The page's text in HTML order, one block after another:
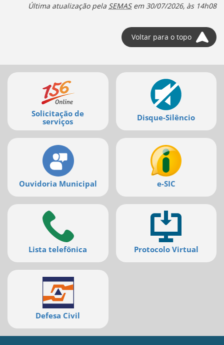
Última atualização pela SEMASem 30/07/2026, às 14h08
Voltar para o topo
Mais
serviços
Solicitação de
serviços
Disque-Silêncio
Ouvidoria Municipal e-SIC
Lista telefônica Protocolo Virtual
Defesa Civil